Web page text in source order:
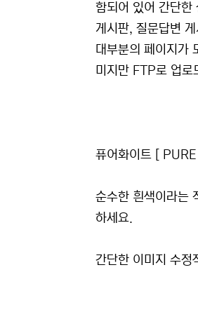
함되어 있어 간단한
게시판, 질문답변
대부분의 페이지가
미지만 FTP로 업로
퓨어화이트 [
순수한 흰색이라는
하세요.
간단한 이미지 수정